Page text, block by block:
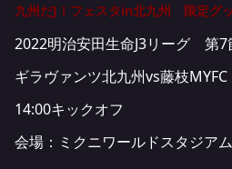
九州だJ！フェスタin北九州 限定グ
2022明治安田生命J3リーグ 第7
ギラヴァンツ北九州vs藤枝MYFC
14:00キックオフ
会場：ミクニワールドスタジア